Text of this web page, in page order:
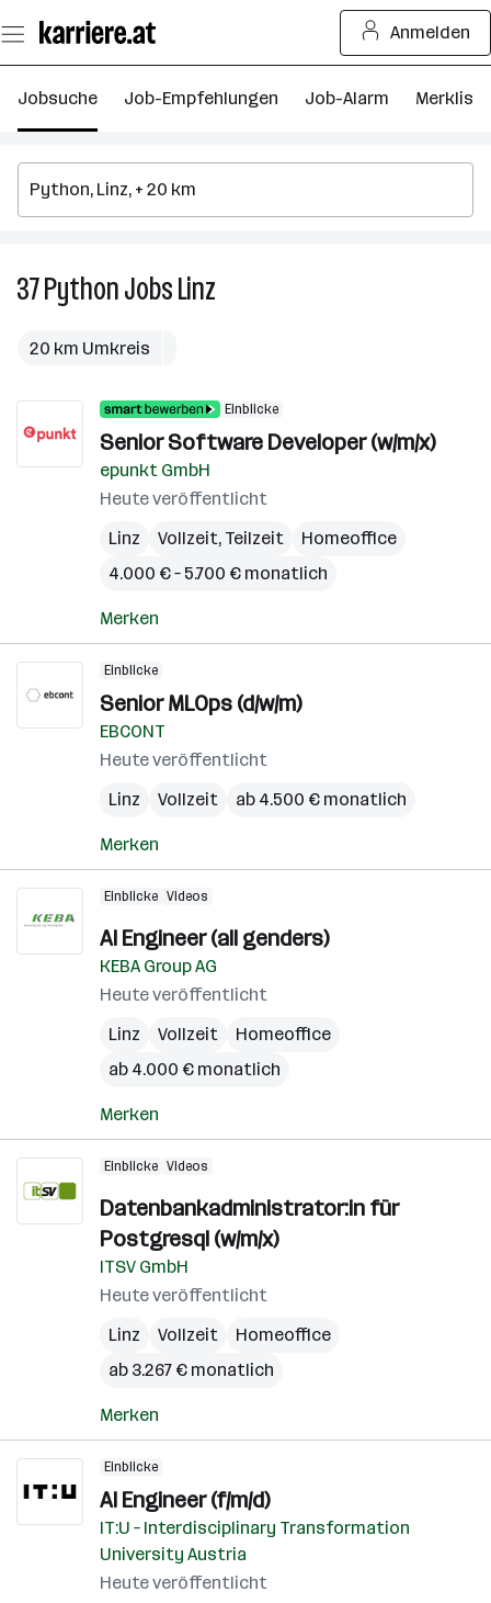
Seiteninhalt
springen
Anmelden
Jobsuche Job-Empfehlungen Job-Alarm Merkliste
37PythonJobsLinz
20 km Umkreis
Einblicke
Senior Software Developer (w/m/x)
epunkt GmbH
Heute veröffentlicht
Linz
Vollzeit, Teilzeit
Homeoffice
4.000 € – 5.700 € monatlich
Merken
Einblicke
Senior MLOps (d/w/m)
EBCONT
Heute veröffentlicht
Linz
Vollzeit ab 4.500 € monatlich
Merken
Einblicke Videos
AI Engineer (all genders)
KEBA Group AG
Heute veröffentlicht
Linz
Vollzeit
Homeoffice
ab 4.000 € monatlich
Merken
Einblicke Videos
Datenbankadministrator:in für
Postgresql (w/m/x)
ITSV GmbH
Heute veröffentlicht
Linz
Vollzeit
Homeoffice
ab 3.267 € monatlich
Merken
Einblicke
AI Engineer (f/m/d)
IT:U – Interdisciplinary Transformation
University Austria
Heute veröffentlicht